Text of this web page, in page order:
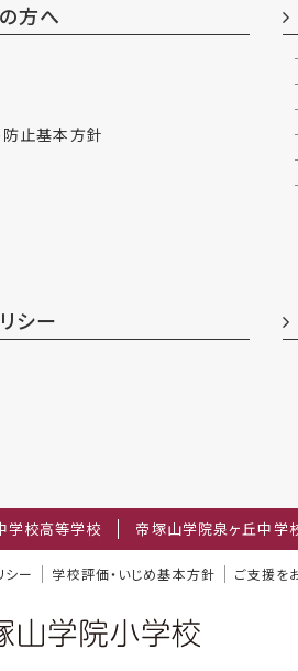
方へ
防止基本方針
シー
学校高等学校 帝塚山学院泉ヶ丘中学
シー 学校評価・いじめ基本方針 ご支援を